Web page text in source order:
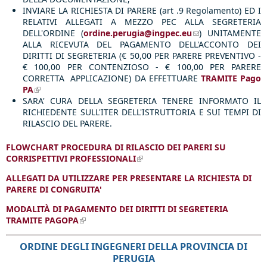
INVIARE LA RICHIESTA DI PARERE (art .9 Regolamento) ED I
RELATIVI ALLEGATI A MEZZO PEC ALLA SEGRETERIA
DELL'ORDINE (ordine.perugia@ingpec.eu(link sends e-
mail)
) UNITAMENTE
ALLA RICEVUTA DEL PAGAMENTO DELL'ACCONTO DEI
DIRITTI DI SEGRETERIA (€ 50,00 PER PARERE PREVENTIVO -
€ 100,00 PER CONTENZIOSO - € 100,00 PER PARERE
CORRETTA APPLICAZIONE) DA EFFETTUARE TRAMITE Pago
PA(link is external)
​SARA' CURA DELLA SEGRETERIA TENERE INFORMATO IL
RICHIEDENTE SULL'ITER DELL'ISTRUTTORIA E SUI TEMPI DI
RILASCIO DEL PARERE.
FLOWCHART PROCEDURA DI RILASCIO DEI PARERI SU
CORRISPETTIVI PROFESSIONALI(link is external)
ALLEGATI DA UTILIZZARE PER PRESENTARE LA RICHIESTA DI
PARERE DI CONGRUITA'
MODALITÀ DI PAGAMENTO DEI DIRITTI DI SEGRETERIA
TRAMITE PAGOPA(link is external)
ORDINE DEGLI INGEGNERI DELLA PROVINCIA DI
PERUGIA